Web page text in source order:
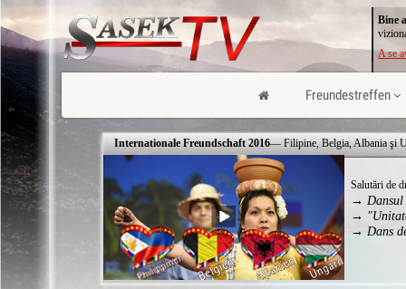
Freundestreffen
Bine
A se
Internationale Freundschaft 2016— Filipine, Belgia, Albania şi
Salutări de
→
→
→ Dans